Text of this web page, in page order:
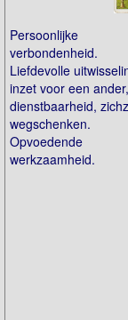
Persoonlijke
verbondenheid.
Liefdevolle
inzet voor een ander,
dienstbaarheid,
wegschenken.
Opvoedende
werkzaamheid.